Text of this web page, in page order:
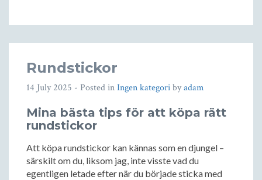
Rundstickor
14 July 2025 - Posted inIngen kategoribyadam
Mina bästa tips för att köpa rätt
rundstickor
Att köpa rundstickor kan kännas som en djungel –
särskilt om du, liksom jag, inte visste vad du
egentligen letade efter när du började sticka med